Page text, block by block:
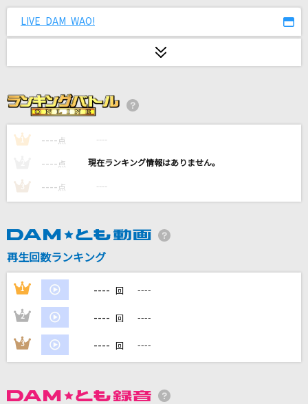
[生音]光るなら
今では…今なら…今も…
[生音]ひまわりの約束
秦 基博
suis from ヨルシカ
今井美樹
[生音]碧いうさぎ
酒井法子
誰も見てない夢を見ろ
天音かなた
コブクロ
LIVE DAM WAO!
1 ---- 点 ----
---- 点 ----
3 ---- 点 ----
再生回数ランキング
1 ---- 回 ----
2 ---- 回 ----
3 ---- 回 ----